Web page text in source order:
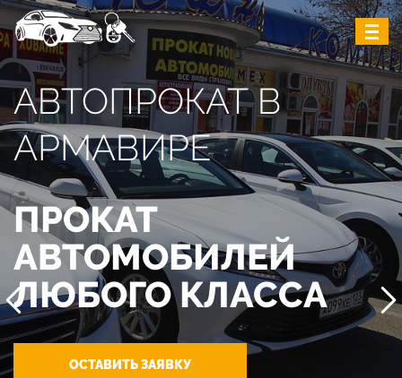
АВТОПРОКАТ В
АРМАВИРЕ
ПРОКАТ
АВТОМОБИЛЕЙ
ЛЮБОГО КЛАССА
ОСТАВИТЬ ЗАЯВКУ